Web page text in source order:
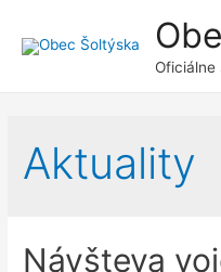
Aktuality
Návšteva